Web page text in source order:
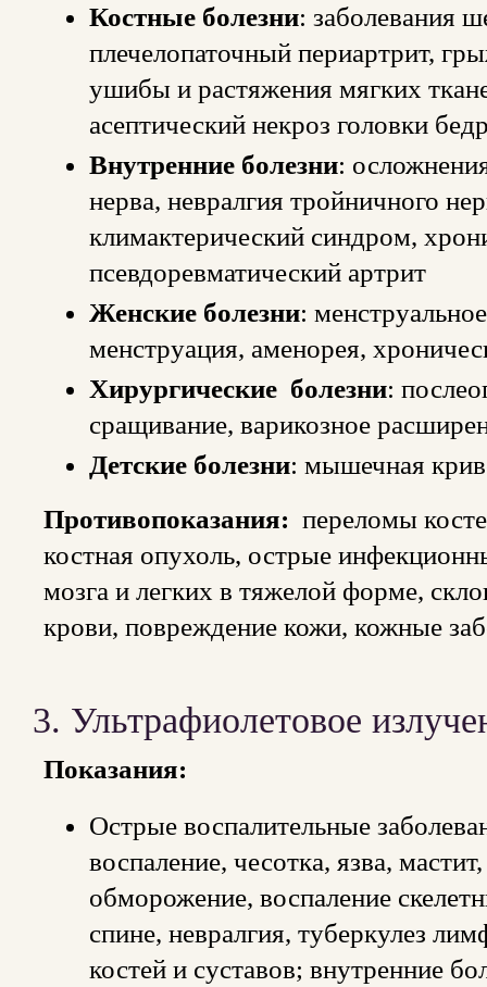
Костные болезни: заболевания
плечелопаточный периартрит,
ушибы и растяжения мягких
асептический некроз головки
Внутренние болезни:
нерва, невралгия тройничного
климактерический синдром,
псевдоревматический артрит
Женские болезни:
менструация, аменорея,
Хирургические болезни:
сращивание, варикозное
Детские болезни: мышечная
Противопоказания: переломы
костная опухоль, острые
мозга и легких в тяжелой форме,
крови, повреждение кожи, кожные
3. Ультрафиолетовое
Показания:
Острые воспалительные
воспаление, чесотка, язва,
обморожение, воспаление
спине, невралгия, туберкулез
костей и суставов; внутренние